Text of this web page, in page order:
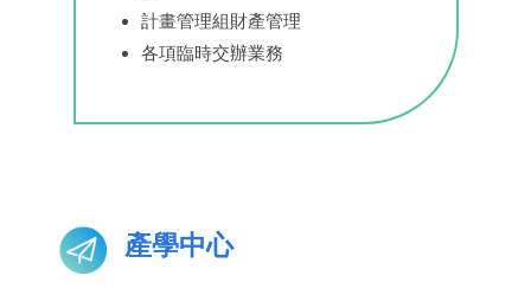
計畫管理組財產管理
各項臨時交辦業務
產學中心